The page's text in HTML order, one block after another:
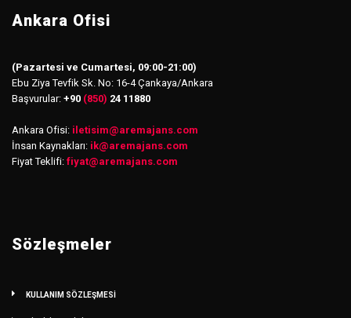
Ankara Ofisi
(Pazartesi ve Cumartesi, 09:00-21:00)
Ebu Ziya Tevfik Sk. No: 16-4 Çankaya/Ankara
Başvurular: +90 (850) 24 11880
Ankara Ofisi: iletisim@aremajans.com
İnsan Kaynakları: ik@aremajans.com
Fiyat Teklifi: fiyat@aremajans.com
Sözleşmeler
KULLANIM SÖZLEŞMESİ